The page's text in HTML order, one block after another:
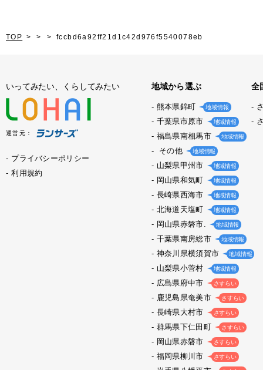
TOP fccbd6a92ff21d1c42d976f5540078eb
いってみたい、くらしてみたい
運営元：
プライバシーポリシー
利用規約
地域から選ぶ
熊本県錦町 地域情報
千葉県市原市 地域情報
福島県南相馬市 地域情報
その他 地域情報
山梨県甲州市 地域情報
岡山県和気町 地域情報
長崎県西海市 地域情報
北海道天塩町 地域情報
岡山県赤磐市. 地域情報
千葉県南房総市 地域情報
神奈川県横須賀市 地域情報
山梨県小菅村 地域情報
広島県府中市 さすらい
鹿児島県奄美市 さすらい
長崎県大村市 さすらい
群馬県下仁田町 さすらい
岡山県赤磐市 さすらい
福岡県柳川市 さすらい
全